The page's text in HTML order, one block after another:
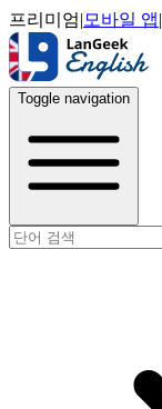
프리미엄| 모바일 앱|
Toggle navigation